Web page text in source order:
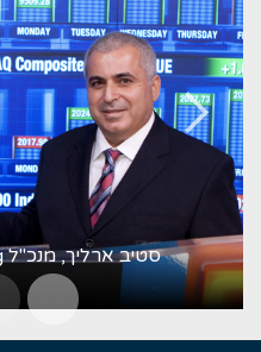
סטיב ארליך, מנכ"ל LightSpeed Trading